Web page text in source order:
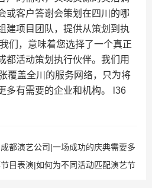
或客户答谢会策划在四川的哪
建项目团队，提供从策划到执
们，意味着您选择了一个真正
都活动策划执行伙伴。我们用
覆盖全川的服务网络，只为将
多有需要的企业和机构。 l36
都演艺公司|一场成功的庆典需要多
目表演|如何为不同活动匹配演艺节